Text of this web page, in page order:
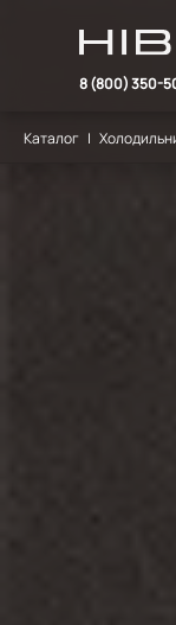
8 (800) 350-
Каталог